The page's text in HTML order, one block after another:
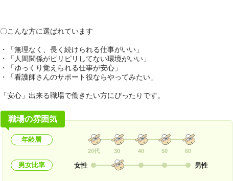
〇こんな方に選ばれています
・「無理なく、長く続けられる仕事がいい」
・「人間関係がピリピリしてない環境がいい」
・「ゆっくり覚えられる仕事が安心」
・「看護師さんのサポート役ならやってみたい」
「安心」出来る職場で働きたい方にぴったりです。
職場の雰囲気
年齢層
20代 30 40 50 60
男女比率 女性 男性